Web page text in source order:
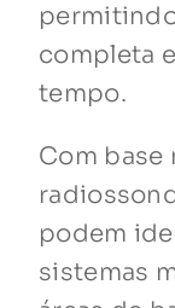
completa
tempo.
Com base
podem
sistemas